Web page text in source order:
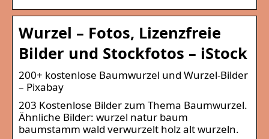
Wurzel – Fotos, Lizenzfreie
Bilder und Stockfotos – iStock
200+ kostenlose Baumwurzel und Wurzel-Bilder
– Pixabay
203 Kostenlose Bilder zum Thema Baumwurzel.
Ähnliche Bilder: wurzel natur baum
baumstamm wald verwurzelt holz alt wurzeln.